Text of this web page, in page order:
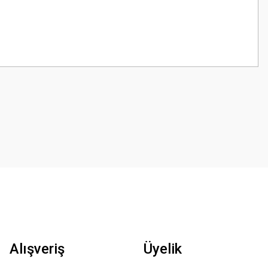
Alışveriş Üyelik